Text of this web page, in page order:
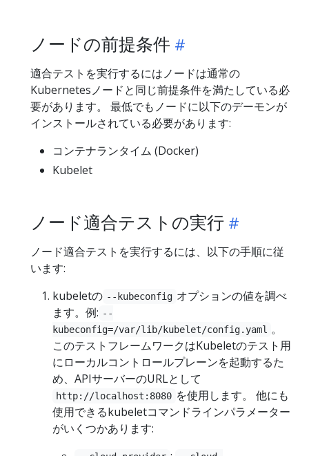
ノードの前提条件
適合テストを実行するにはノードは通常の
Kubernetesノードと同じ前提条件を満たしている必
要があります。 最低でもノードに以下のデーモンが
インストールされている必要があります:
コンテナランタイム (Docker)
Kubelet
ノード適合テストの実行
ノード適合テストを実行するには、以下の手順に従
います:
kubeletの --kubeconfig オプションの値を調べ
ます。例: --
kubeconfig=/var/lib/kubelet/config.yaml 。
このテストフレームワークはKubeletのテスト用
にローカルコントロールプレーンを起動するた
め、APIサーバーのURLとして
http://localhost:8080 を使用します。 他にも
使用できるkubeletコマンドラインパラメーター
がいくつかあります: